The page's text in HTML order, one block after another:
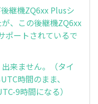
継機ZQ6xx Plusシ
、この後継機ZQ6xx
ポートされているで
来ません。（タイ
時間のまま、
9時間になる）